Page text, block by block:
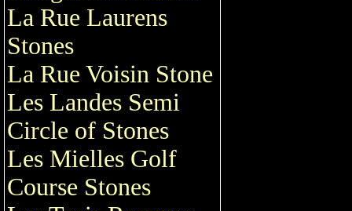
La Rue Laurens
Stones
La Rue Voisin Stone
Les Landes Semi
Circle of Stones
Les Mielles Golf
Course Stones